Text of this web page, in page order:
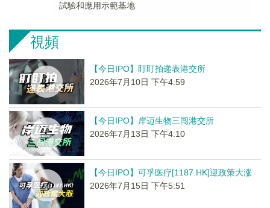
試驗和應用示範基地
視頻
【今日IPO】盯盯拍递表港交所
2026年7月10日 下午4:59
【今日IPO】岸迈生物三闯港交所
2026年7月13日 下午4:10
【今日IPO】可孚医疗[1187.HK]迎政策大涨
2026年7月15日 下午5:51